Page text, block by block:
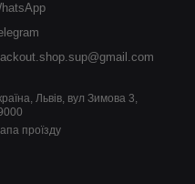
Львів, вул Зимова 3,
проїзду